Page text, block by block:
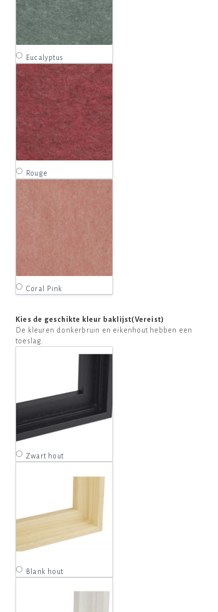
Eucalyptus
Rouge
Coral Pink
Kies de geschikte kleur baklijst(Vereist)
De kleuren donkerbruin en eikenhout hebben een
toeslag.
Zwart hout
Blank hout